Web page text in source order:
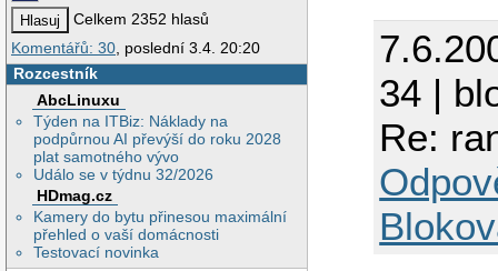
Celkem 2352 hlasů
Komentářů: 30 , poslední 3.4. 20:20
Rozcestník
AbcLinuxu
Týden na ITBiz: Náklady na
podpůrnou AI převýší do roku 2028
plat samotného vývo
Událo se v týdnu 32/2026
HDmag.cz
Kamery do bytu přinesou maximální
přehled o vaší domácnosti
Testovací novinka
34 |
Re: